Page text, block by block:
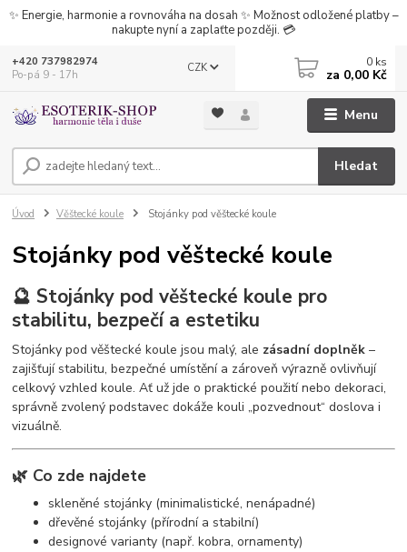
✨ Energie, harmonie a rovnováha na dosah ✨ Možnost odložené platby –
nakupte nyní a zaplaťte později. 💳
Menu
CZK
Hledat
+420 737982974
Po-pá 9 - 17h
0 ks
za 0,00 Kč
Úvod Věštecké koule Stojánky pod věštecké koule
Stojánky pod věštecké koule
🔮 Stojánky pod věštecké koule pro
stabilitu, bezpečí a estetiku
Stojánky pod věštecké koule jsou malý, ale zásadní doplněk –
zajišťují stabilitu, bezpečné umístění a zároveň výrazně ovlivňují
celkový vzhled koule. Ať už jde o praktické použití nebo dekoraci,
správně zvolený podstavec dokáže kouli „pozvednout“ doslova i
vizuálně.
🌿 Co zde najdete
skleněné stojánky (minimalistické, nenápadné)
dřevěné stojánky (přírodní a stabilní)
designové varianty (např. kobra, ornamenty)